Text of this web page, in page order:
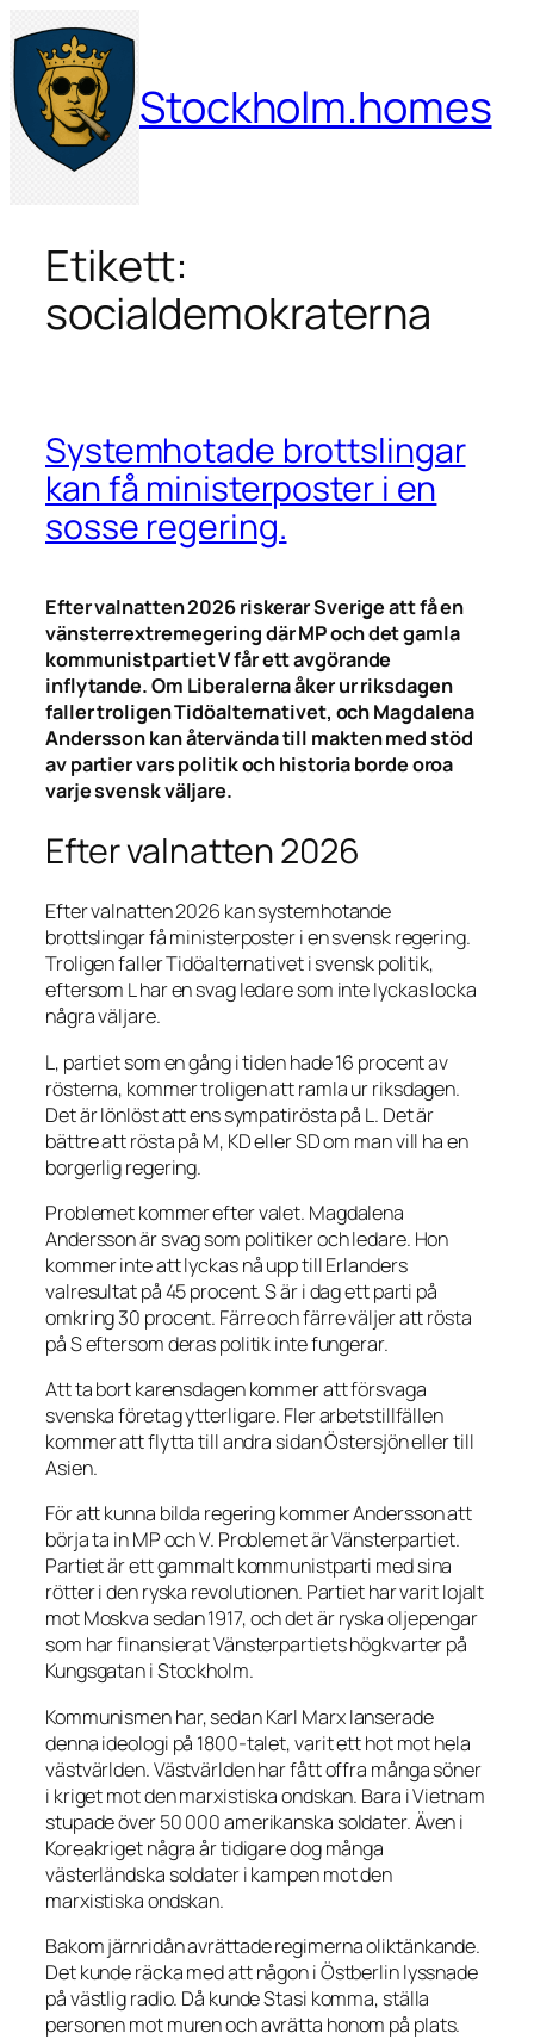
Hoppa
till
innehåll
Stockholm.homes
Etikett:
socialdemokraterna
Systemhotade brottslingar
kan få ministerposter i en
sosse regering.
Efter valnatten 2026 riskerar Sverige att få en
vänsterrextremegering där MP och det gamla
kommunistpartiet V får ett avgörande
inflytande. Om Liberalerna åker ur riksdagen
faller troligen Tidöalternativet, och Magdalena
Andersson kan återvända till makten med stöd
av partier vars politik och historia borde oroa
varje svensk väljare.
Efter valnatten 2026
Efter valnatten 2026 kan systemhotande
brottslingar få ministerposter i en svensk regering.
Troligen faller Tidöalternativet i svensk politik,
eftersom L har en svag ledare som inte lyckas locka
några väljare.
L, partiet som en gång i tiden hade 16 procent av
rösterna, kommer troligen att ramla ur riksdagen.
Det är lönlöst att ens sympatirösta på L. Det är
bättre att rösta på M, KD eller SD om man vill ha en
borgerlig regering.
Problemet kommer efter valet. Magdalena
Andersson är svag som politiker och ledare. Hon
kommer inte att lyckas nå upp till Erlanders
valresultat på 45 procent. S är i dag ett parti på
omkring 30 procent. Färre och färre väljer att rösta
på S eftersom deras politik inte fungerar.
Att ta bort karensdagen kommer att försvaga
svenska företag ytterligare. Fler arbetstillfällen
kommer att flytta till andra sidan Östersjön eller till
Asien.
För att kunna bilda regering kommer Andersson att
börja ta in MP och V. Problemet är Vänsterpartiet.
Partiet är ett gammalt kommunistparti med sina
rötter i den ryska revolutionen. Partiet har varit lojalt
mot Moskva sedan 1917, och det är ryska oljepengar
som har finansierat Vänsterpartiets högkvarter på
Kungsgatan i Stockholm.
Kommunismen har, sedan Karl Marx lanserade
denna ideologi på 1800-talet, varit ett hot mot hela
västvärlden. Västvärlden har fått offra många söner
i kriget mot den marxistiska ondskan. Bara i Vietnam
stupade över 50 000 amerikanska soldater. Även i
Koreakriget några år tidigare dog många
västerländska soldater i kampen mot den
marxistiska ondskan.
Bakom järnridån avrättade regimerna oliktänkande.
Det kunde räcka med att någon i Östberlin lyssnade
på västlig radio. Då kunde Stasi komma, ställa
personen mot muren och avrätta honom på plats.